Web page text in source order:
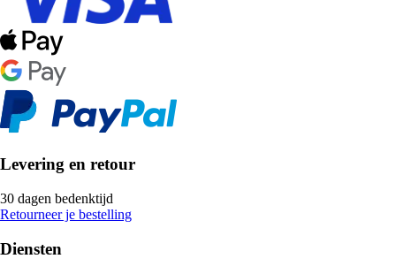
Levering en retour
30 dagen bedenktijd
Retourneer je bestelling
Diensten